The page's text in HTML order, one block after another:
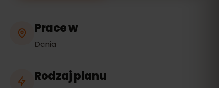
Prace w
Dania
Rodzaj planu